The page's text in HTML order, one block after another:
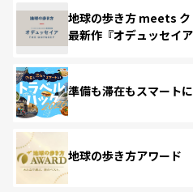
地球の歩き方 meets ク
最新作『オデュッセイア
準備も滞在もスマート
地球の歩き方アワード